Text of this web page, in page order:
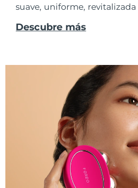
suave, uniforme,
Descubre más